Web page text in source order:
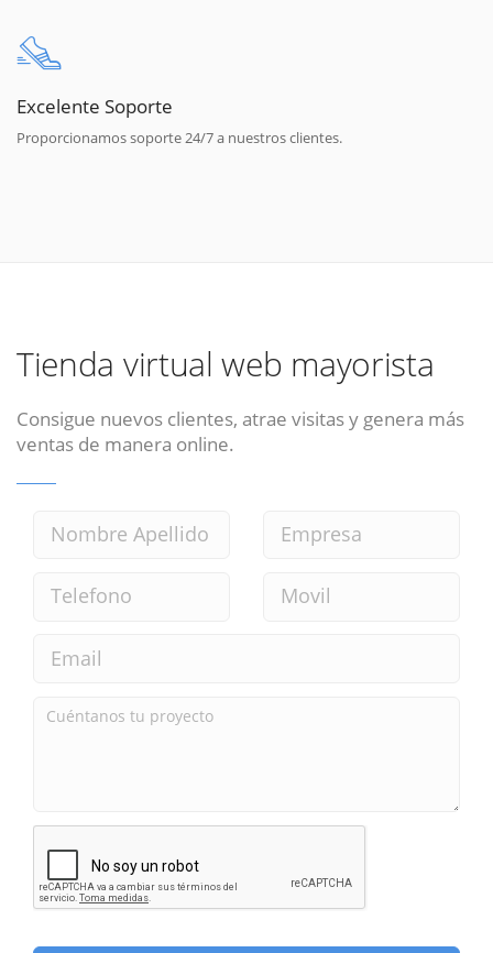
Excelente Soporte
Proporcionamos soporte 24/7 a nuestros clientes.
Tienda virtual web mayorista
Consigue nuevos clientes, atrae visitas y genera más
ventas de manera online.